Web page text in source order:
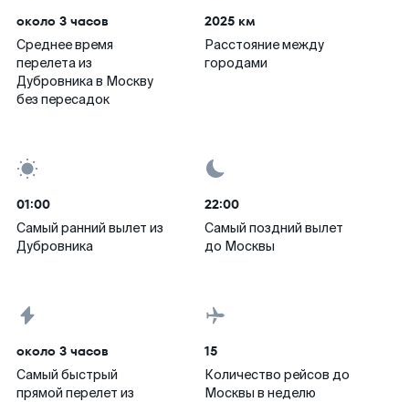
около 3 часов
Среднее время
перелета из
Дубровника в Москву
без пересадок
2025 км
Расстояние между
городами
01:00
Самый ранний вылет из
Дубровника
22:00
Самый поздний вылет
до Москвы
около 3 часов
Самый быстрый
прямой перелет из
15
Количество рейсов до
Москвы в неделю